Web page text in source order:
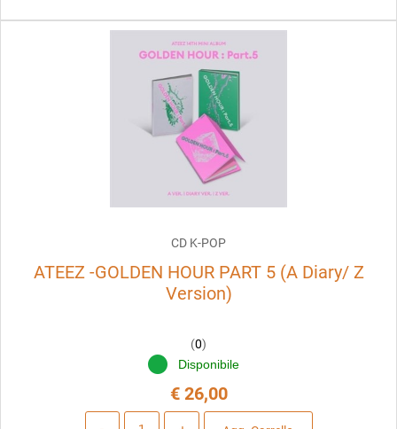
CD K-POP
ATEEZ -GOLDEN HOUR PART 5 (A Diary/ Z
Version)
(0)
Disponibile
€ 26,00